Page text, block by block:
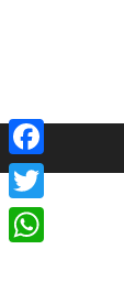
Facebook
Twitter